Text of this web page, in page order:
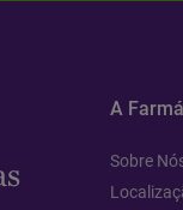
A
Sobre